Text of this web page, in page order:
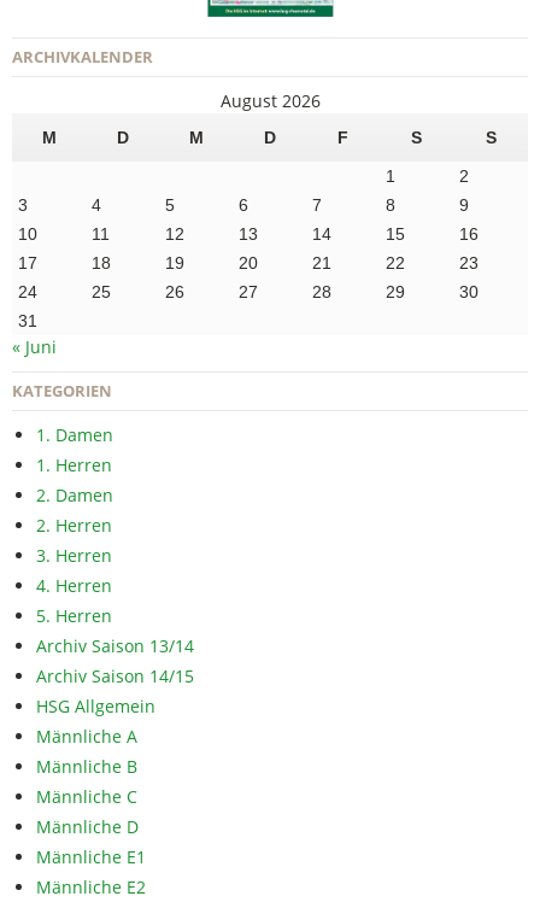
ARCHIVKALENDER
August 2026
M D M D F S
S
1
2
3
4 5 6 7 8
9
10
11 12 13 14 15
16
17
18 19 20 21 22
23
24
25 26 27 28 29
30
31
« Juni
KATEGORIEN
1. Damen
1. Herren
2. Damen
2. Herren
3. Herren
4. Herren
5. Herren
Archiv Saison 13/14
Archiv Saison 14/15
HSG Allgemein
Männliche A
Männliche B
Männliche C
Männliche D
Männliche E1
Männliche E2